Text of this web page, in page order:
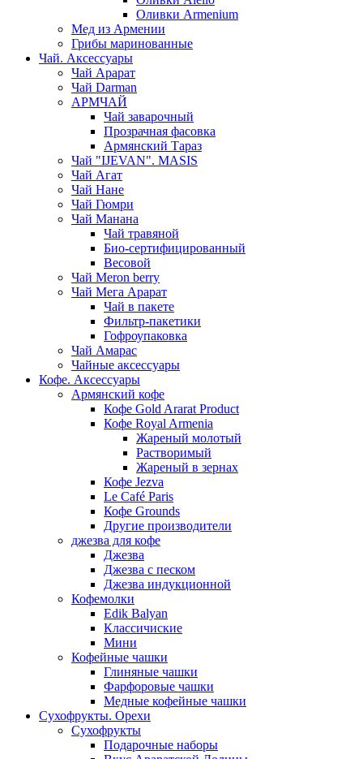
Оливки Armenium
Мед из Армении
Грибы маринованные
Чай. Аксессуары
Чай Арарат
Чай Darman
АРМЧАЙ
Чай заварочный
Прозрачная фасовка
Армянский Тараз
Чай "IJEVAN". MASIS
Чай Агат
Чай Нане
Чай Гюмри
Чай Манана
Чай травяной
Био-сертифицированный
Весовой
Чай Meron berry
Чай Мега Арарат
Чай в пакете
Фильтр-пакетики
Гофроупаковка
Чай Амарас
Чайные аксессуары
Кофе. Аксессуары
Армянский кофе
Кофе Gold Ararat Product
Кофе Royal Armenia
Жареный молотый
Растворимый
Жареный в зернах
Кофе Jezva
Le Café Paris
Кофе Grounds
Другие производители
джезва для кофе
Джезва
Джезва с песком
Джезва индукционной
Кофемолки
Edik Balyan
Классичиские
Мини
Кофейные чашки
Глиняные чашки
Фарфоровые чашки
Медные кофейные чашки
Сухофрукты. Орехи
Сухофрукты
Подарочные наборы